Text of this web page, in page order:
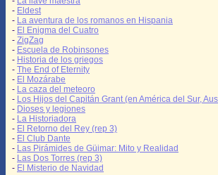
- Eldest
- La aventura de los romanos en Hispania
- El Enigma del Cuatro
- ZigZag
- Escuela de Robinsones
- Historia de los griegos
- The End of Eternity
- El Mozárabe
- La caza del meteoro
- Los Hijos del Capitán Grant (en América del Sur,
- Dioses y legiones
- La Historiadora
- El Retorno del Rey (rep 3)
- El Club Dante
- Las Pirámides de Güimar: Mito y Realidad
- Las Dos Torres (rep 3)
- El Misterio de Navidad